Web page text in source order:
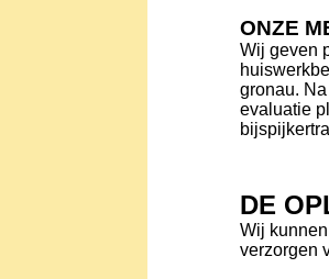
ONZE
Wij geven
gronau.
evaluatie
DE
Wij
verzorgen